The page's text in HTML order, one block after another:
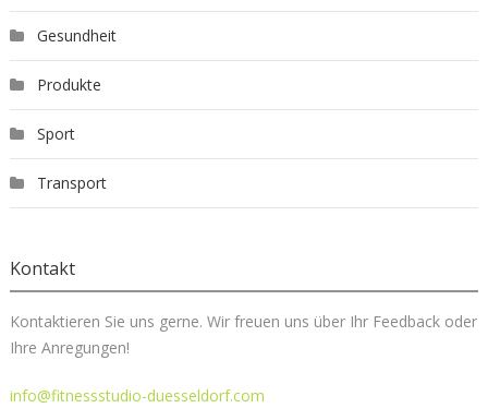
Gesundheit
Produkte
Sport
Transport
Kontakt
Kontaktieren Sie uns gerne. Wir freuen uns über Ihr Feedback oder
Ihre Anregungen!
info@fitnessstudio-duesseldorf.com